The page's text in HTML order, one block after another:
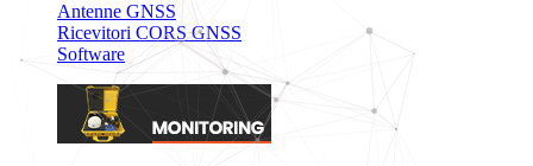
Antenne GNSS
Ricevitori CORS GNSS
Software